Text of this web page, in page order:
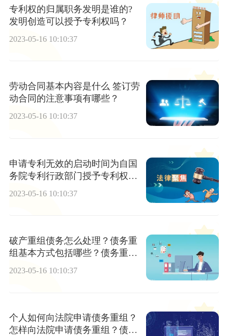
专利权的归属职务发明是谁的?
发明创造可以授予专利权吗？
2023-05-16 10:10:37
劳动合同基本内容是什么 签订劳
动合同的注意事项有哪些？
2023-05-16 10:10:37
申请专利无效的启动时间为自国
务院专利行政部门授予专利权之
2023-05-16 10:10:37
破产重组债务怎么处理？债务重
组基本方式包括哪些？债务重组
收益的税务处理有哪些形式？
2023-05-16 10:10:37
个人如何向法院申请债务重组？
怎样向法院申请债务重组？债务